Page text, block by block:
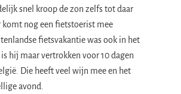
snel kroop de zon zelfs tot daar
komt nog een fietstoerist mee
fietsvakantie was ook in het
hij maar vertrokken voor 10 dagen
Die heeft veel wijn mee en het
avond.